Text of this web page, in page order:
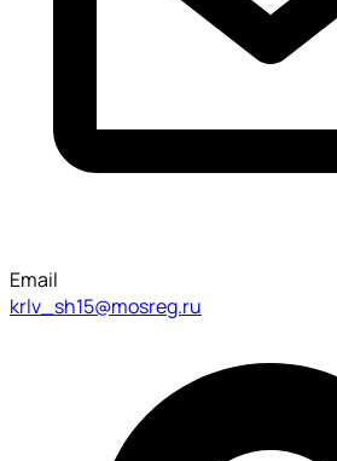
Email
krlv_sh15@mosreg.ru